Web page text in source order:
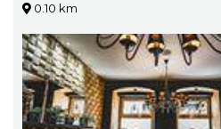
0.10 km